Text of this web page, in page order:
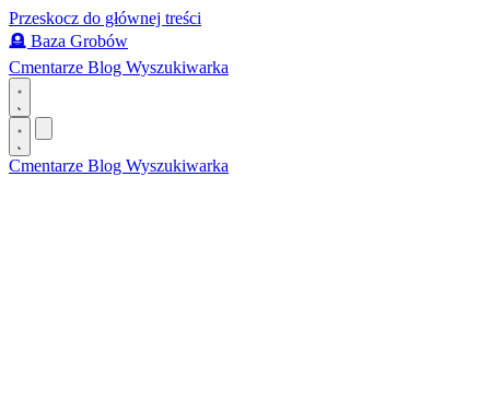
Przeskocz do głównej treści
🪦 Baza Grobów
Cmentarze Blog Wyszukiwarka
Cmentarze Blog Wyszukiwarka